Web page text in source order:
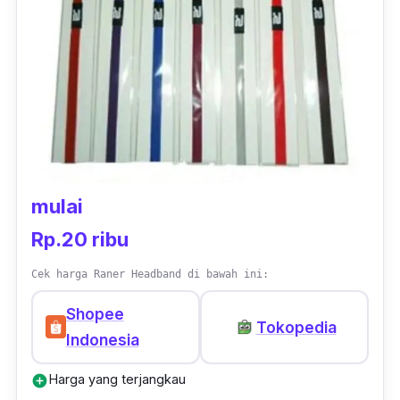
mulai
Rp.20 ribu
Cek harga Raner Headband di bawah ini:
Shopee
Indonesia
Tokopedia
add_circleHarga yang terjangkau